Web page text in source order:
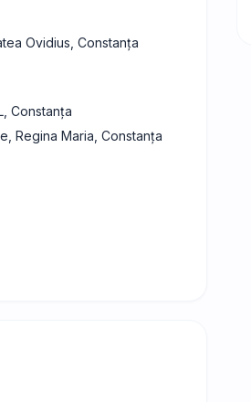
Ovidius, Constanța
Constanța
Regina Maria, Constanța